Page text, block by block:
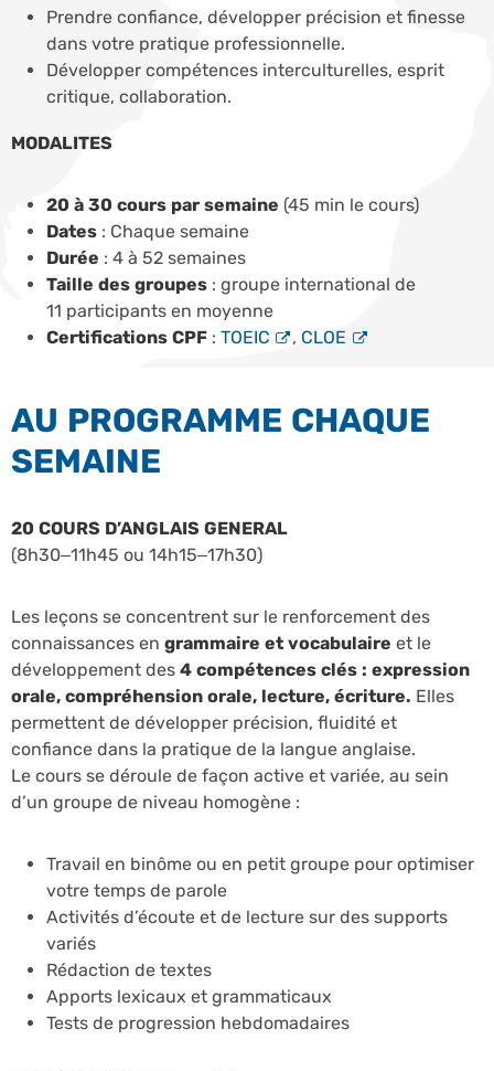
Prendre confiance, développer précision et finesse
dans votre pratique professionnelle.
Développer compétences interculturelles, esprit
critique, collaboration.
MODALITES
20 à 30 cours par semaine (45 min le cours)
Dates : Chaque semaine
Durée : 4 à 52 semaines
Taille des groupes : groupe international de
11 participants en moyenne
Certifications CPF : TOEIC , CLOE
AU PROGRAMME CHAQUE
SEMAINE
20 COURS D’ANGLAIS GENERAL
(8h30–11h45 ou 14h15–17h30)
Les leçons se concentrent sur le renforcement des
connaissances en grammaire et vocabulaire et le
développement des 4 compétences clés : expression
orale, compréhension orale, lecture, écriture. Elles
permettent de développer précision, fluidité et
confiance dans la pratique de la langue anglaise.
Le cours se déroule de façon active et variée, au sein
d’un groupe de niveau homogène :
Travail en binôme ou en petit groupe pour optimiser
votre temps de parole
Activités d’écoute et de lecture sur des supports
variés
Rédaction de textes
Apports lexicaux et grammaticaux
Tests de progression hebdomadaires